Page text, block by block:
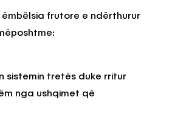
frutore e ndërthurur
sistemin tretës duke rritur
nga ushqimet që